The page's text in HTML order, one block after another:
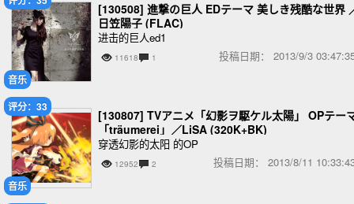
音乐
[130508] 進撃の巨人 EDテーマ 美しき残酷な世界
日笠陽子 (FLAC)
进击的巨人ed1
11618 1 投稿日期： 2013/9/3
音乐
评分：33
[130807] TVアニメ「幻影ヲ駆ケル太陽」 OPテー
「träumerei」／LiSA (320K+BK)
穿透幻影的太阳 的OP
12952 2 投稿日期： 2013/8/11